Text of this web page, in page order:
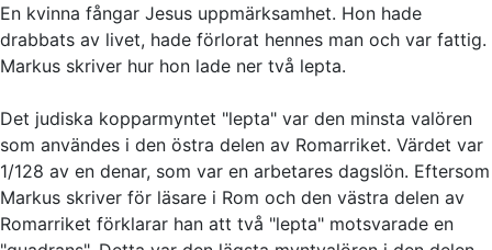
En kvinna fångar Jesus uppmärksamhet. Hon hade
drabbats av livet, hade förlorat hennes man och var fattig.
Markus skriver hur hon lade ner två lepta.
Det judiska kopparmyntet "lepta" var den minsta valören
som användes i den östra delen av Romarriket. Värdet var
1/128 av en denar, som var en arbetares dagslön. Eftersom
Markus skriver för läsare i Rom och den västra delen av
Romarriket förklarar han att två "lepta" motsvarade en